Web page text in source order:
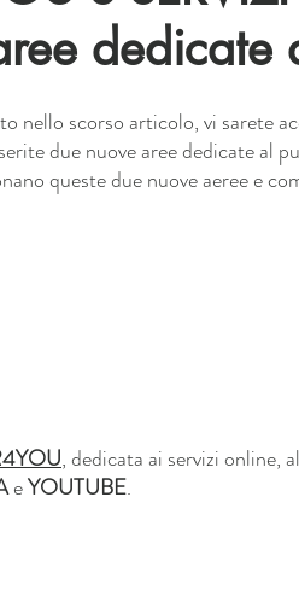
dedicate
nello scorso articolo, vi sarete
due nuove aree dedicate al
queste due nuove aeree e
, dedicata ai servizi online,
e YOUTUBE.